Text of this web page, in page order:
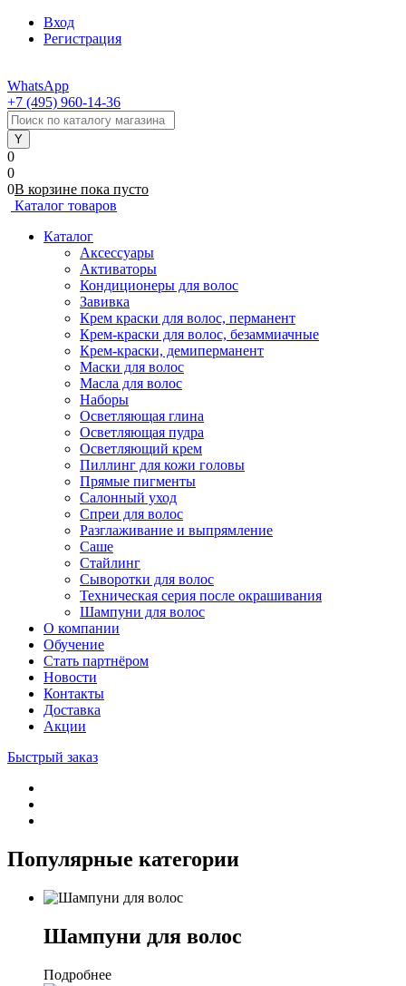
Вход
Регистрация
WhatsApp
+7 (495) 960-14-36
0
0
0В корзине пока пусто
Каталог товаров
Каталог
Аксессуары
Активаторы
Кондиционеры для волос
Завивка
Крем краски для волос, перманент
Крем-краски для волос, безаммиачные
Крем-краски, демиперманент
Маски для волос
Масла для волос
Наборы
Осветляющая глина
Осветляющая пудра
Осветляющий крем
Пиллинг для кожи головы
Прямые пигменты
Салонный уход
Спреи для волос
Разглаживание и выпрямление
Саше
Стайлинг
Сыворотки для волос
Техническая серия после окрашивания
Шампуни для волос
О компании
Обучение
Стать партнёром
Новости
Контакты
Доставка
Акции
Быстрый заказ
Популярные категории
Шампуни для волос
Подробнее